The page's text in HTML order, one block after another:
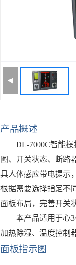
产品概述
DL-7000C智能
图、开关状态、断路
具人体感应带电提示
根据需要选择指定不
面板布局，完善开关
本产品适用于心3
加热除湿、温度控制
面板指示图